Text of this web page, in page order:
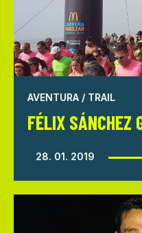
AVENTURA / TRAIL
FÉLIX SÁNCHEZ
28. 01. 2019